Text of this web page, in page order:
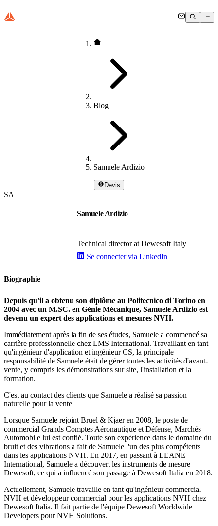
Blog
Samuele Ardizio
Devis
SA
Samuele Ardizio
Technical director at Dewesoft Italy
Se connecter via LinkedIn
Biographie
Depuis qu'il a obtenu son diplôme au Politecnico di Torino en
2004 avec un M.SC. en Génie Mécanique, Samuele Ardizio est
devenu un expert des applications et mesures NVH.
Immédiatement après la fin de ses études, Samuele a commencé sa
carrière professionnelle chez LMS International. Travaillant en tant
qu'ingénieur d'application et ingénieur CS, la principale
responsabilité de Samuele était de gérer toutes les activités d'avant-
vente, y compris les démonstrations sur site, l'installation et la
formation.
C'est au contact des clients que Samuele a réalisé sa passion
naturelle pour la vente.
Lorsque Samuele rejoint Bruel & Kjaer en 2008, le poste de
commercial Grands Comptes Aéronautique et Défense, Marchés
Automobile lui est confié. Toute son expérience dans le domaine du
bruit et des vibrations a fait de Samuele l'un des plus compétents
dans les applications NVH. En 2017, en passant à LEANE
International, Samuele a découvert les instruments de mesure
Dewesoft, ce qui a influencé son passage à Dewesoft Italia en 2018.
Actuellement, Samuele travaille en tant qu'ingénieur commercial
NVH et développeur commercial pour les applications NVH chez
Dewesoft Italia. Il fait partie de l'équipe Dewesoft Worldwide
Developers pour NVH Solutions.